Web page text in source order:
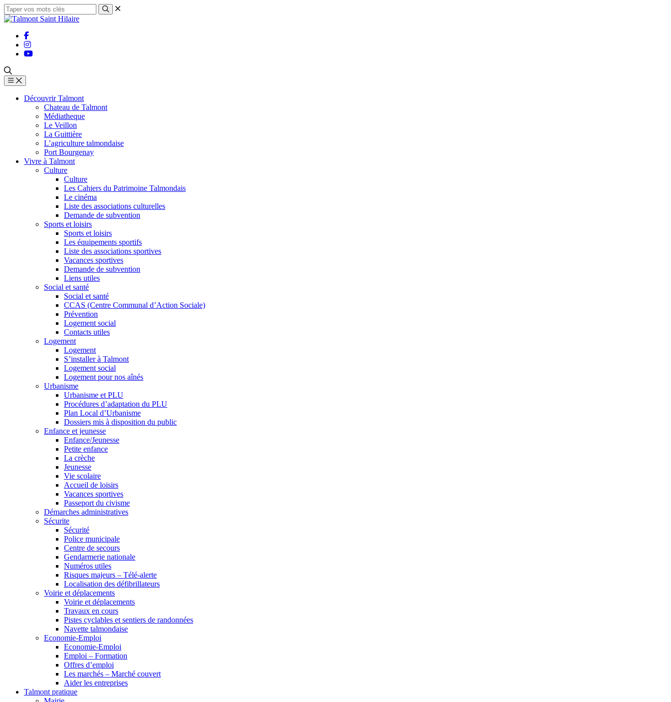
Découvrir Talmont
Chateau de Talmont
Médiatheque
Le Veillon
La Guittière
L’agriculture talmondaise
Port Bourgenay
Vivre à Talmont
Culture
Culture
Les Cahiers du Patrimoine Talmondais
Le cinéma
Liste des associations culturelles
Demande de subvention
Sports et loisirs
Sports et loisirs
Les équipements sportifs
Liste des associations sportives
Vacances sportives
Demande de subvention
Liens utiles
Social et santé
Social et santé
CCAS (Centre Communal d’Action Sociale)
Prévention
Logement social
Contacts utiles
Logement
Logement
S’installer à Talmont
Logement social
Logement pour nos aînés
Urbanisme
Urbanisme et PLU
Procédures d’adaptation du PLU
Plan Local d’Urbanisme
Dossiers mis à disposition du public
Enfance et jeunesse
Enfance/Jeunesse
Petite enfance
La crèche
Jeunesse
Vie scolaire
Accueil de loisirs
Vacances sportives
Passeport du civisme
Démarches administratives
Sécurite
Sécurité
Police municipale
Centre de secours
Gendarmerie nationale
Numéros utiles
Risques majeurs – Télé-alerte
Localisation des défibrillateurs
Voirie et déplacements
Voirie et déplacements
Travaux en cours
Pistes cyclables et sentiers de randonnées
Navette talmondaise
Economie-Emploi
Economie-Emploi
Emploi – Formation
Offres d’emploi
Les marchés – Marché couvert
Aider les entreprises
Talmont pratique